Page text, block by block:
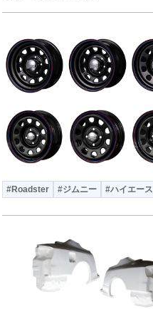
#Roadster #ジムニー #ハイエース